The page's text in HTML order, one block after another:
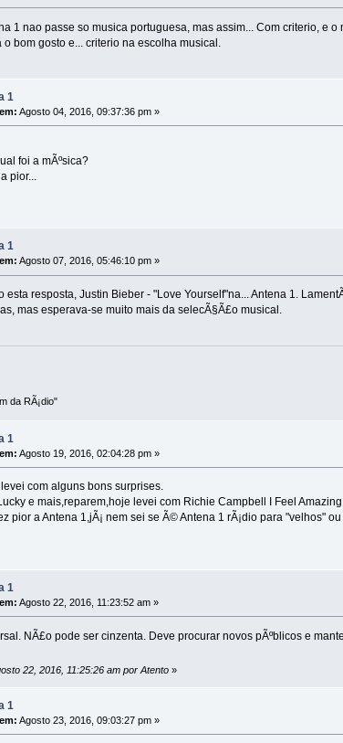
1 nao passe so musica portuguesa, mas assim... Com criterio, e
bom gosto e... criterio na escolha musical.
1
Agosto 04, 2016, 09:37:36 pm »
foi a mÃºsica?
pior...
1
Agosto 07, 2016, 05:46:10 pm »
esta resposta, Justin Bieber - "Love Yourself"na... Antena 1.
mas esperava-se muito mais da selecÃ§Ã£o musical.
da RÃ¡dio"
1
Agosto 19, 2016, 02:04:28 pm »
com alguns bons surprises.
e mais,reparem,hoje levei com Richie Campbell I Feel
pior a Antena 1,jÃ¡ nem sei se Ã© Antena 1 rÃ¡dio para "velhos"
1
Agosto 22, 2016, 11:23:52 am »
NÃ£o pode ser cinzenta. Deve procurar novos pÃºblicos e
22, 2016, 11:25:26 am por Atento»
1
Agosto 23, 2016, 09:03:27 pm »